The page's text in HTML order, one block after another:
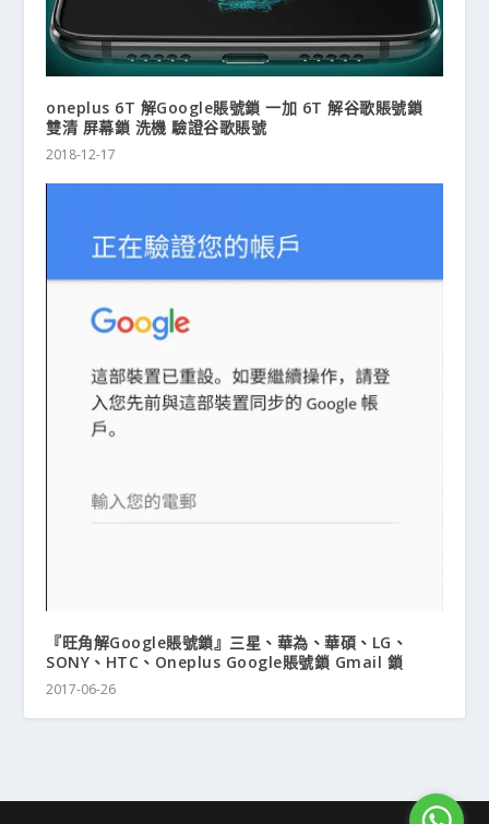
oneplus 6T 解Google賬號鎖 一加 6T 解谷歌賬號鎖
雙清 屏幕鎖 洗機 驗證谷歌賬號
2018-12-17
『旺角解Google賬號鎖』三星、華為、華碩、LG、
SONY、HTC、Oneplus Google賬號鎖 Gmail 鎖
2017-06-26